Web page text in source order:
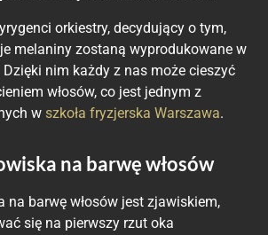
orkiestry, decydujący o tym,
melaniny zostaną wyprodukowane w
Dzięki nim każdy z nas może cieszyć
włosów, co jest jednym z
w szkoła fryzjerska Warszawa.
na barwę włosów
na barwę włosów jest zjawiskiem,
się na pierwszy rzut oka